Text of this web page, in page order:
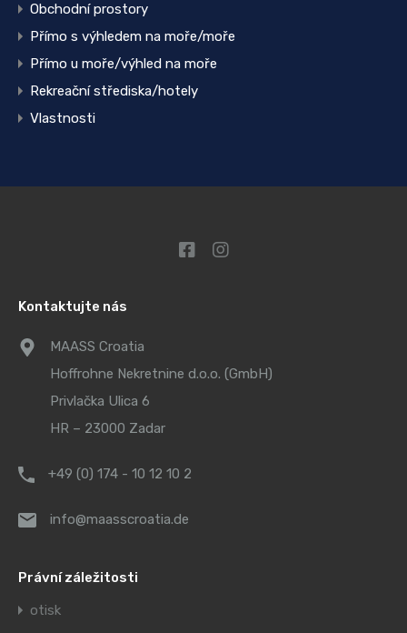
Obchodní prostory
Přímo s výhledem na moře/moře
Přímo u moře/výhled na moře
Rekreační střediska/hotely
Vlastnosti
Kontaktujte nás
MAASS Croatia
Hoffrohne Nekretnine d.o.o. (GmbH)
Privlačka Ulica 6
HR – 23000 Zadar
+49 (0) 174 - 10 12 10 2
info@maasscroatia.de
Právní záležitosti
otisk